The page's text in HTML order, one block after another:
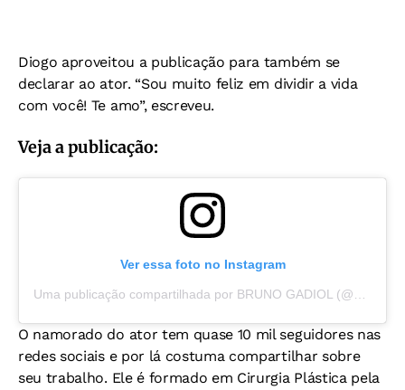
Diogo aproveitou a publicação para também se
declarar ao ator. “Sou muito feliz em dividir a vida
com você! Te amo”, escreveu.
Veja a publicação:
Ver essa foto no Instagram
Uma publicação compartilhada por BRUNO GADIOL (@brunogadiol)
O namorado do ator tem quase 10 mil seguidores nas
redes sociais e por lá costuma compartilhar sobre
seu trabalho. Ele é formado em Cirurgia Plástica pela